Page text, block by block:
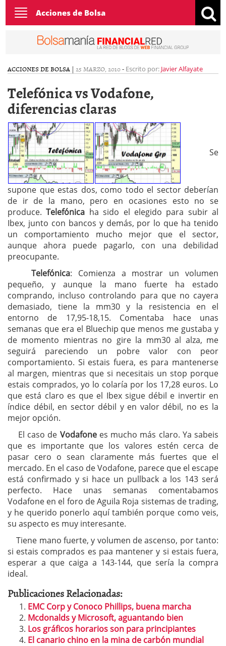
Toggle
navigation
Acciones de Bolsa
ACCIONES DE BOLSA | 25 MARZO, 2010- Escrito por: Javier Alfayate
Telefónica vs Vodafone,
diferencias claras
Se
supone que estas dos, como todo el sector deberían
de ir de la mano, pero en ocasiones esto no se
produce.Telefónica ha sido el elegido para subir al
Ibex, junto con bancos y demás, por lo que ha tenido
un comportamiento mucho mejor que el sector,
aunque ahora puede pagarlo, con una debilidad
preocupante.
Telefónica: Comienza a mostrar un volumen
pequeño, y aunque la mano fuerte ha estado
comprando, incluso controlando para que no cayera
demasiado, tiene la mm30 y la resistencia en el
entorno de 17,95-18,15. Comentaba hace unas
semanas que era el Bluechip que menos me gustaba y
de momento mientras no gire la mm30 al alza, me
seguirá pareciendo un pobre valor con peor
comportamiento. Si estais fuera, es para mantenerse
al margen, mientras que si necesitais un stop porque
estais comprados, yo lo colaría por los 17,28 euros. Lo
que está claro es que el Ibex sigue débil e invertir en
índice débil, en sector débil y en valor débil, no es la
mejor opción.
El caso de Vodafonees mucho más claro. Ya sabeis
que es importante que los valores estén cerca de
pasar cero o sean claramente más fuertes que el
mercado. En el caso de Vodafone, parece que el escape
está confirmado y si hace un pullback a los 143 será
perfecto. Hace unas semanas comentabamos
Vodafone en el foro de Aguila Roja sistemas de trading,
y he querido ponerlo aquí también porque como veis,
su aspecto es muy interesante.
Tiene mano fuerte, y volumen de ascenso, por tanto:
si estais comprados es paa mantener y si estais fuera,
esperar a que caiga a 143-144, que sería la compra
ideal.
Publicaciones Relacionadas:
EMC Corp y Conoco Phillips, buena marcha
Mcdonalds y Microsoft, aguantando bien
Los gráficos horarios son para principiantes
El canario chino en la mina de carbón mundial